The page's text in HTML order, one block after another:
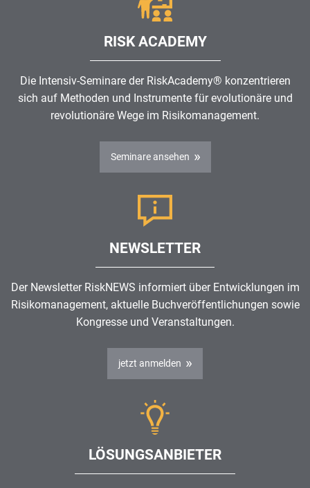
RISK ACADEMY
Die Intensiv-Seminare der RiskAcademy® konzentrieren
sich auf Methoden und Instrumente für evolutionäre und
revolutionäre Wege im Risikomanagement.
Seminare ansehen
NEWSLETTER
Der Newsletter RiskNEWS informiert über Entwicklungen im
Risikomanagement, aktuelle Buchveröffentlichungen sowie
Kongresse und Veranstaltungen.
jetzt anmelden
LÖSUNGSANBIETER